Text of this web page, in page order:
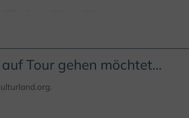
Tour gehen möchtet…